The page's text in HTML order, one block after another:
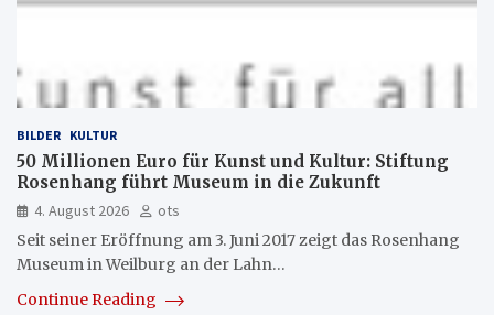
BILDER KULTUR
50 Millionen Euro für Kunst und Kultur: Stiftung
Rosenhang führt Museum in die Zukunft
4. August 2026
ots
Seit seiner Eröffnung am 3. Juni 2017 zeigt das Rosenhang
Museum in Weilburg an der Lahn…
Continue Reading